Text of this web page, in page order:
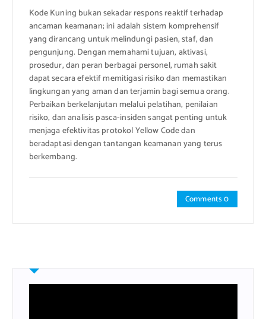
Kode Kuning bukan sekadar respons reaktif terhadap
ancaman keamanan; ini adalah sistem komprehensif
yang dirancang untuk melindungi pasien, staf, dan
pengunjung. Dengan memahami tujuan, aktivasi,
prosedur, dan peran berbagai personel, rumah sakit
dapat secara efektif memitigasi risiko dan memastikan
lingkungan yang aman dan terjamin bagi semua orang.
Perbaikan berkelanjutan melalui pelatihan, penilaian
risiko, dan analisis pasca-insiden sangat penting untuk
menjaga efektivitas protokol Yellow Code dan
beradaptasi dengan tantangan keamanan yang terus
berkembang.
Comments 0